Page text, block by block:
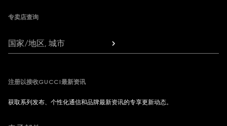
专卖店查询
国家/地区, 城市
注册以接收GUCCI最新资讯
获取系列发布、个性化通信和品牌最新资讯的专享更新动态。